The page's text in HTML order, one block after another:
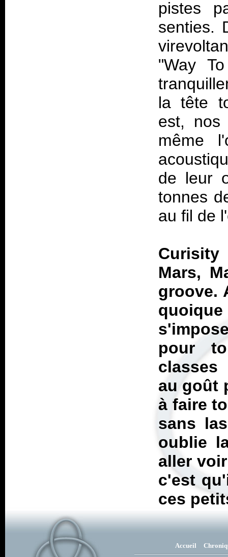
pistes
senties.
"Way
la tête
est, nos
même
de leur
tonnes
au fil de
Mars,
groove.
pour
classes
au goût
à faire
sans
oublie
aller
c'est
ces
Accueil